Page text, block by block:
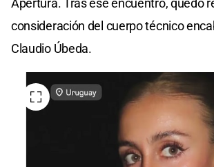
Apertura. Tras ese encuentro, quedó
consideración del cuerpo técnico
Claudio Úbeda.